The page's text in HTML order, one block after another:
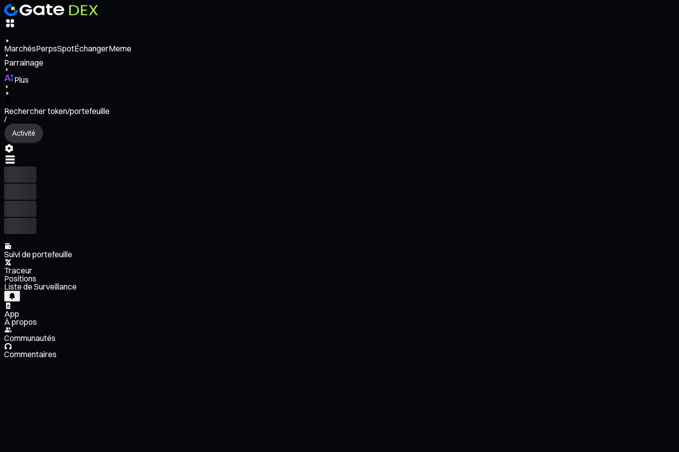
MarchésPerpsSpotÉchangerMeme
Parrainage
Plus
Rechercher token/portefeuille
/
Activité
Suivi de portefeuille
Traceur
Positions
Liste de Surveillance
App
À propos
Communautés
Commentaires